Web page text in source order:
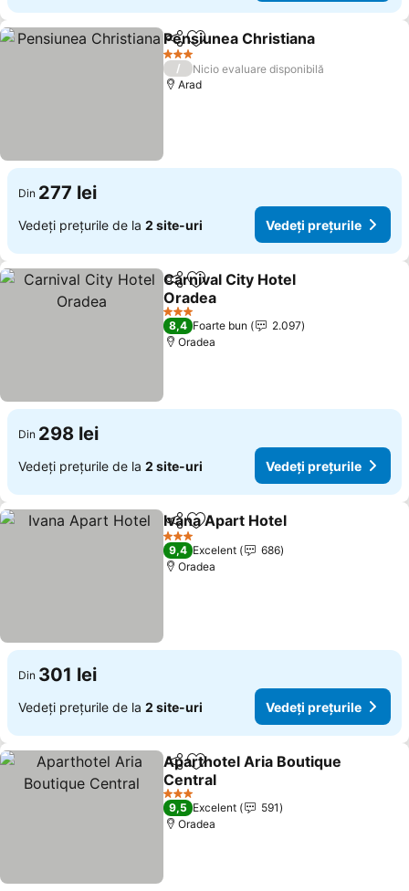
DistribuițiAdăugaţi la favorite
Pensiunea Christiana
3 Stele
/
Nicio evaluare disponibilă
Arad
Din 277 lei
Vedeți prețurile de la 2 site-uri Vedeți prețurile
DistribuițiAdăugaţi la favorite
Carnival City Hotel
Oradea
Vedeți prețurile
3 Stele
8,4 Foarte bun
2.097
Oradea
Din 298 lei
Vedeți prețurile de la 2 site-uri Vedeți prețurile
DistribuițiAdăugaţi la favorite
Ivana Apart Hotel
3 Stele
9,4 Excelent
686
Oradea
Din 301 lei
Vedeți prețurile de la 2 site-uri Vedeți prețurile
DistribuițiAdăugaţi la favorite
Aparthotel Aria Boutique
Central
Vedeți prețurile
3 Stele
9,5 Excelent
591
Oradea